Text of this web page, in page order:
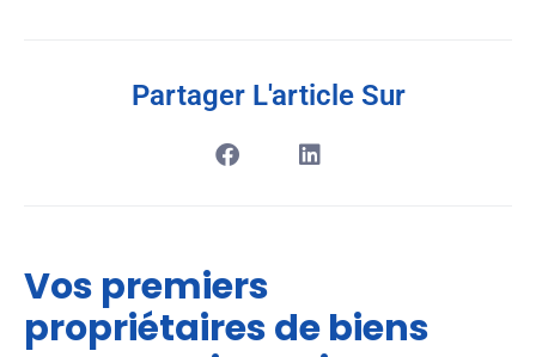
Partager L'article Sur
Vos premiers
propriétaires de biens